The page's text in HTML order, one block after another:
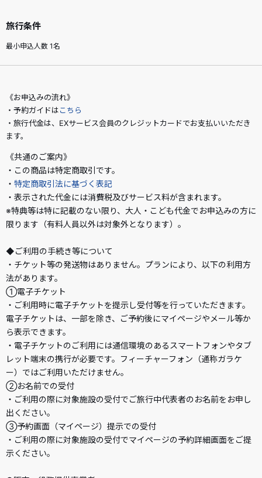
旅行条件
最小申込人数 1名
《お申込みの流れ》
・予約ガイドはこちら
・旅行代金は、EXサービス会員のクレジットカードでお支払いいただき
ます。
《共通のご案内》
・この商品は特定商取引です。
・ 特定商取引法に基づく表記
・表示された代金には消費税及びサービス料が含まれます。
※特典等は特に記載のない限り、大人・こども代金でお申込みの方に
限ります（有料人員以外は対象外となります）。
◆ご利用の手続き等について
・チケット等の発送物はありません。プランにより、以下の利用方
法があります。
①電子チケット
・ご利用時に電子チケットを提示し受付等を行っていただきます。
電子チケットは、一部を除き、ご予約後にマイページやメール等か
ら表示できます。
・電子チケットのご利用には通信環境のあるスマートフォンやタブ
レット端末の携行が必要です。フィーチャーフォン（通称ガラケ
ー）ではご利用いただけません。
②お名前での受付
・ご利用の際に対象施設の受付でご旅行中代表者のお名前をお申し
出ください。
③予約画面（マイページ）提示での受付
・ご利用の際に対象施設の受付でマイページの予約詳細画面をご提
示ください。